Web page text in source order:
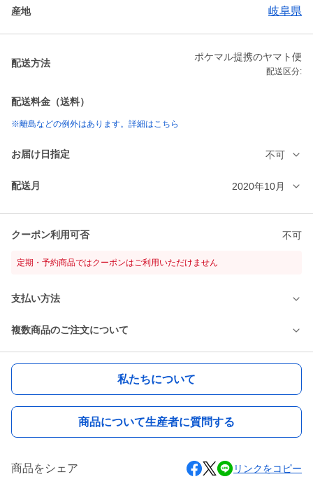
産地 岐阜県
配送方法
ポケマル提携のヤマト便
配送区分:
配送料金（送料）
※離島などの例外はあります。詳細はこちら
お届け日指定 不可
配送月 2020年10月
クーポン利用可否 不可
定期・予約商品ではクーポンはご利用いただけません
支払い方法
複数商品のご注文について
私たちについて
商品について生産者に質問する
商品をシェア リンクをコピー